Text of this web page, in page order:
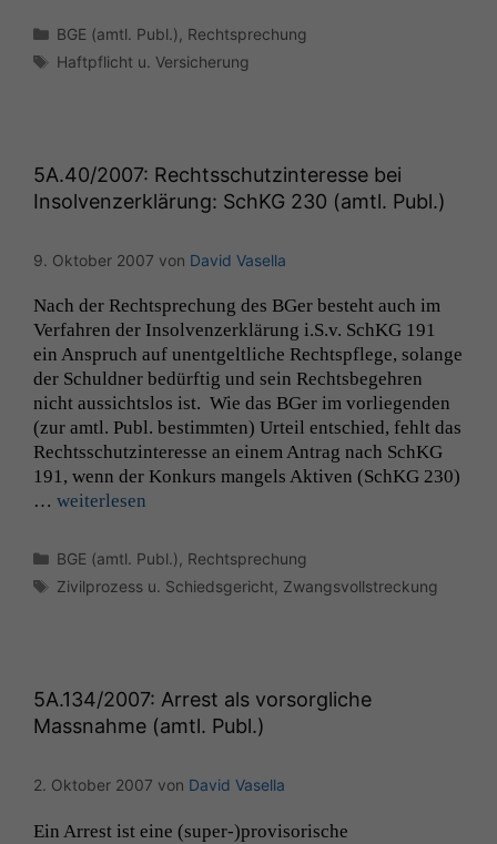
Kategorien
BGE (amtl. Publ.) Rechtsprechung
Schlagwörter
Haftpflicht u. Versicherung
5A.40/2007: Rechtsschutzinteresse bei
Insolvenzerklärung: SchKG 230 (amtl. Publ.)
9. Oktober 2007 von David Vasella
Nach der Recht­sprechung des BGer beste­ht auch im
Ver­fahren der Insol­ven­z­erk­lärung i.S.v. SchKG 191
ein Anspruch auf unent­geltliche Recht­spflege, solange
der Schuld­ner bedürftig und sein Rechts­begehren
nicht aus­sicht­s­los ist. Wie das BGer im vor­liegen­den
(zur amtl. Publ. bes­timmten) Urteil entsch­ied, fehlt das
Rechtss­chutz­in­ter­esse an einem Antrag nach SchKG
191, wenn der Konkurs man­gels Aktiv­en (SchKG 230)
… weit­er­lesen
Kategorien
BGE (amtl. Publ.) Rechtsprechung
Schlagwörter
Zivilprozess u. Schiedsgericht Zwangsvollstreckung
5A.134/2007: Arrest als vorsorgliche
Massnahme (amtl. Publ.)
2. Oktober 2007 von David Vasella
Ein Arrest ist eine (super-)provisorische